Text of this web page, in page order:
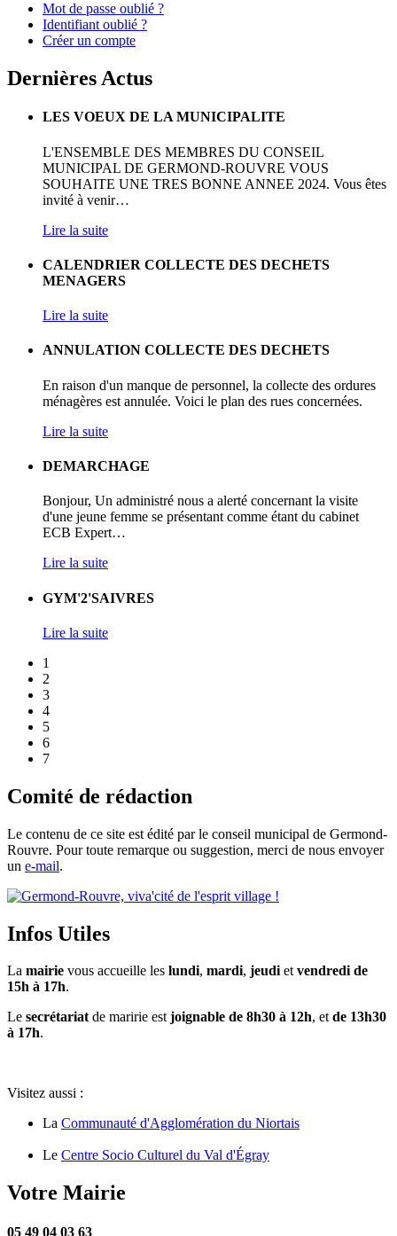
Mot de passe oublié ?
Identifiant oublié ?
Créer un compte
Dernières Actus
LES VOEUX DE LA MUNICIPALITE
L'ENSEMBLE DES MEMBRES DU CONSEIL
MUNICIPAL DE GERMOND-ROUVRE VOUS
SOUHAITE UNE TRES BONNE ANNEE 2024. Vous êtes
invité à venir…
Lire la suite
CALENDRIER COLLECTE DES DECHETS
MENAGERS
Lire la suite
ANNULATION COLLECTE DES DECHETS
En raison d'un manque de personnel, la collecte des ordures
ménagères est annulée. Voici le plan des rues concernées.
Lire la suite
DEMARCHAGE
Bonjour, Un administré nous a alerté concernant la visite
d'une jeune femme se présentant comme étant du cabinet
ECB Expert…
Lire la suite
GYM'2'SAIVRES
Lire la suite
1
2
3
4
5
6
7
Comité de rédaction
Le contenu de ce site est édité par le conseil municipal de Germond-
Rouvre. Pour toute remarque ou suggestion, merci de nous envoyer
un e-mail.
Infos Utiles
La mairie vous accueille les lundi, mardi, jeudietvendredi de
15h à 17h.
Le secrétariatde maririe estjoignable de 8h30 à 12h, etde 13h30
à 17h.
Visitez aussi :
La Communauté d'Agglomération du Niortais
Le Centre Socio Culturel du Val d'Égray
Votre Mairie
05 49 04 03 63